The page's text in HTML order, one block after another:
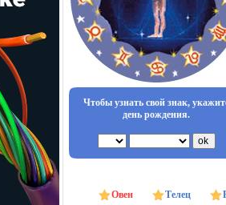
Чтобы узнать свой знак,
день рождения.
Овен Телец